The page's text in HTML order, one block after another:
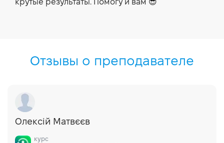
крутые результаты. Помогу и вам 😎
Отзывы о преподавателе
Олексій Матвєєв
курс